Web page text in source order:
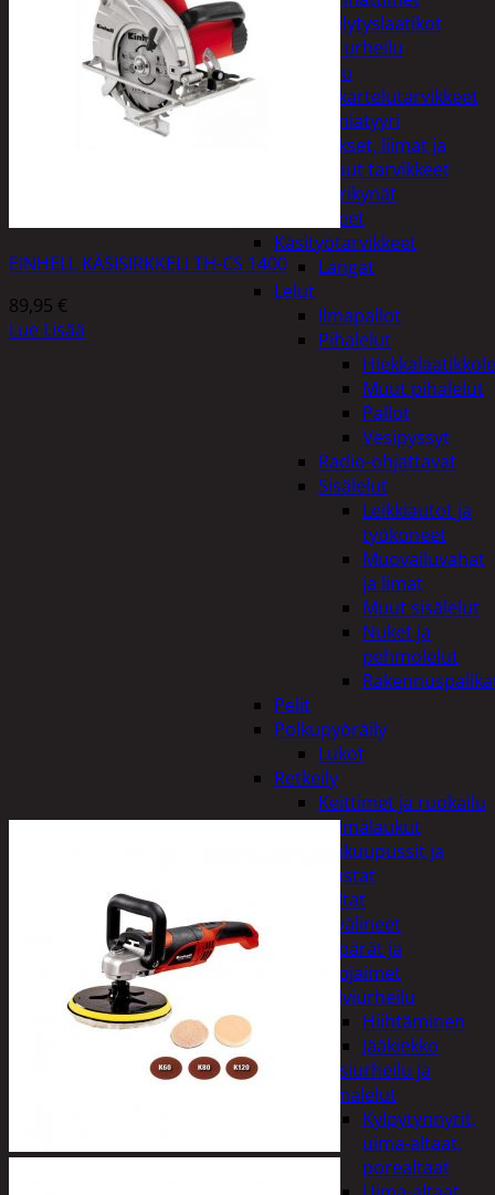
Säilytyslaatikot
Vapaa-aika ja urheilu
Askartelu
Askartelutarvikkeet
Miniatyyri
Sakset, liimat ja
muut tarvikkeet
Värikynät
Harrasteet
Käsityötarvikkeet
Langat
Lelut
Ilmapallot
Pihalelut
Muut pihalelut
Pallot
Vesipyssyt
Radio-ohjattavat
Sisälelut
Leikkiautot ja
työkoneet
Muovailuvahat
ja limat
Muut sisälelut
Nuket ja
pehmolelut
Pelit
Polkupyöräily
Lukot
Retkeily
Keittimet ja ruokailu
Kylmälaukut
Makuupussit ja
alustat
Teltat
Urheiluvälineet
Kypärät ja
suojaimet
Talviurheilu
Hiihtäminen
Jääkiekko
Vesiurheilu ja
uimalelut
Kylpytynnyrit,
uima-altaat,
porealtaat
EINHELL KÄSISIRKKELI TH-CS 1400
89,95 €
Lue Lisää